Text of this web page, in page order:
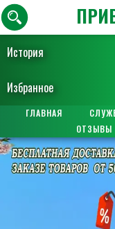
История
Избранное
ГЛАВНАЯ
ОТЗЫВЫ